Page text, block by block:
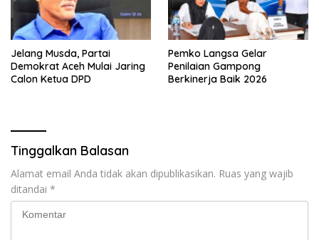
Jelang Musda, Partai
Demokrat Aceh Mulai Jaring
Calon Ketua DPD
Pemko Langsa Gelar
Penilaian Gampong
Berkinerja Baik 2026
Tinggalkan Balasan
Alamat email Anda tidak akan dipublikasikan. Ruas yang wajib
ditandai *